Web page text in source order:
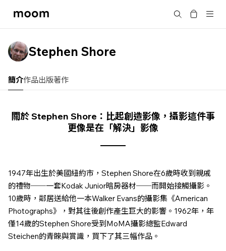
moom
搜尋
Stephen Shore
簡介作品出版著作
關於 Stephen Shore：比起創造影像，攝影這件事
更像是在「解決」影像
1947年出生於美國紐約市，Stephen Shore在6歲時收到親戚
的禮物──一套Kodak Junior暗房器材──而開始接觸攝影。
10歲時，鄰居送給他一本Walker Evans的攝影集《American
Photographs》，對其往後創作產生巨大的影響。1962年，年
僅14歲的Stephen Shore受到MoMA攝影總監Edward
Steichen的青睞與賞識，買下了其三幅作品。